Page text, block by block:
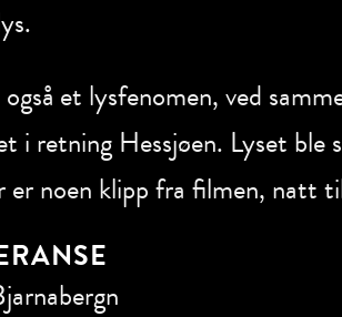
også et lysfenomen, ved
i retning Hessjøen. Lyset
er noen klipp fra filmen, natt